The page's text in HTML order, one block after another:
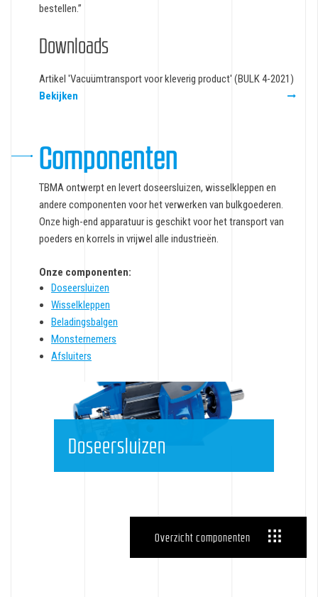
bestellen.”
Downloads
Artikel 'Vacuümtransport voor kleverig product' (BULK 4-2021)
Bekijken
Componenten
TBMA ontwerpt en levert doseersluizen, wisselkleppen en
andere componenten voor het verwerken van bulkgoederen.
Onze high-end apparatuur is geschikt voor het transport van
poeders en korrels in vrijwel alle industrieën.
Onze componenten:
Doseersluizen
Wisselkleppen
Beladingsbalgen
Monsternemers
Afsluiters
Doseersluizen
Overzicht componenten